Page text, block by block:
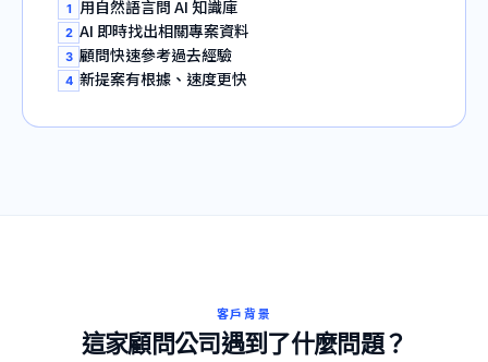
1 用自然語言問 AI 知識庫
2 AI 即時找出相關專案資料
3 顧問快速參考過去經驗
4 新提案有根據、速度更快
客戶背景
這家顧問公司遇到了什麼問題？